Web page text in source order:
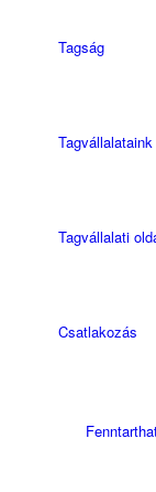
Tagság
Tagvállalataink
Tagvállalati
Csatlakozás